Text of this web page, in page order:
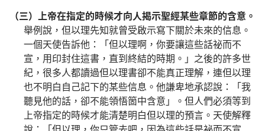
（三） 上帝在指定的時候才向人揭示聖經某些章節的含意。
舉例說，但以理先知就曾受啟示寫下關於未來的信息。
一個天使告訴他：「但以理啊，你要讓這些話祕而不
宣，用印封住這書，直到終結的時期。」之後的許多世
紀，很多人都讀過但以理書卻不能真正理解，連但以理
也不明白自己記下的某些信息。他謙卑地承認說：「我
聽見他的話，卻不能領悟箇中含意」。但人們必須等到
上帝指定的時候才能清楚明白但以理的預言。天使解釋